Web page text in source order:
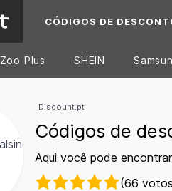
CÓDIGOS DE
Zoo Plus SHEIN
Discount.pt
Códigos de
Aqui você pode
(66